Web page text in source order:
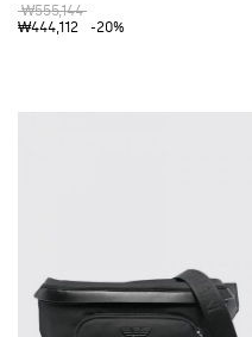
₩555,144
₩444,112
-20%